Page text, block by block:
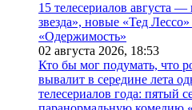
15 телесериалов августа
звезда», новые «Тед
«Одержимость»
02 августа 2026, 18:53
Кто бы мог подумать, что
вывалит в середине лета
телесериалов года: пятый